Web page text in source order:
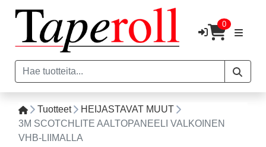
0
Tuotteet
HEIJASTAVAT MUUT
3M SCOTCHLITE AALTOPANEELI VALKOINEN
VHB-LIIMALLA